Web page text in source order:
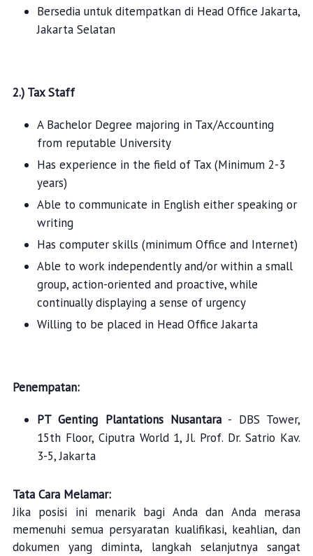
Bersedia untuk ditempatkan di Head Office Jakarta,
Jakarta Selatan
2.) Tax Staff
A Bachelor Degree majoring in Tax/Accounting
from reputable University
Has experience in the field of Tax (Minimum 2-3
years)
Able to communicate in English either speaking or
writing
Has computer skills (minimum Office and Internet)
Able to work independently and/or within a small
group, action-oriented and proactive, while
continually displaying a sense of urgency
Willing to be placed in Head Office Jakarta
Penempatan:
PT Genting Plantations Nusantara- DBS Tower,
15th Floor, Ciputra World 1, Jl. Prof. Dr. Satrio Kav.
3-5, Jakarta
Tata Cara Melamar:
Jika posisi ini menarik bagi Anda dan Anda merasa
memenuhi semua persyaratan kualifikasi, keahlian, dan
dokumen yang diminta, langkah selanjutnya sangat